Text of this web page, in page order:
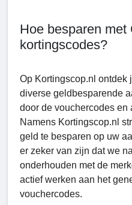
Hoe besparen met
kortingscodes?
Op Kortingscop.nl ontdek
diverse geldbesparende
door de vouchercodes
Namens Kortingscop.nl
geld te besparen op uw
er zeker van zijn dat we
onderhouden met de
actief werken aan het
vouchercodes.